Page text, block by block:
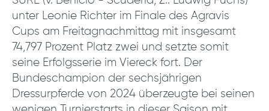
unter Leonie Richter im Finale des Agravis
Cups am Freitagnachmittag mit insgesamt
74,797 Prozent Platz zwei und setzte somit
seine Erfolgsserie im Viereck fort. Der
Bundeschampion der sechsjährigen
Dressurpferde von 2024 überzeugte bei seinen